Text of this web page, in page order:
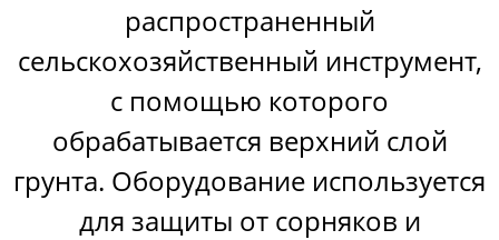
распространенный
сельскохозяйственный инструмент,
с помощью которого
обрабатывается верхний слой
грунта. Оборудование используется
для защиты от сорняков и